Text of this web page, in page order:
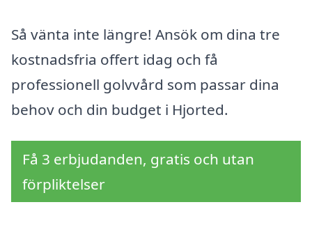
Så vänta inte längre! Ansök om dina tre
kostnadsfria offert idag och få
professionell golvvård som passar dina
behov och din budget i Hjorted.
Få 3 erbjudanden, gratis och utan
förpliktelser